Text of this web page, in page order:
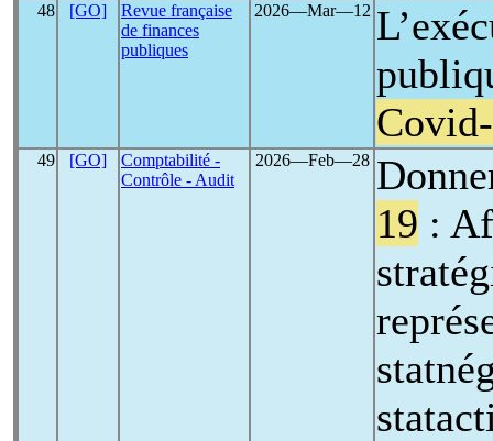
48 [GO]
Revue française
de finances
publiques
2026―Mar―12
49 [GO]
Comptabilité -
Contrôle - Audit
2026―Feb―28
19 :